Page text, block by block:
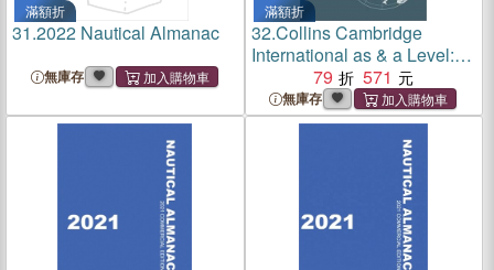
滿額折
31.2022 Nautical Almanac
無庫存
滿額折
32.Collins Cambridge
International as & a Level:
Global Perspectives
Workbook
79 571
無庫存